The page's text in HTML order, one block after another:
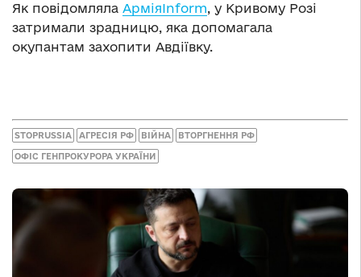
Як повідомляла АрміяInform, у Кривому Розі
затримали зрадницю, яка допомагала
окупантам захопити Авдіївку.
STOPRUSSIA АГРЕСІЯ РФ ВІЙНА ВТОРГНЕННЯ РФ
ОФІС ГЕНПРОКУРОРА УКРАЇНИ